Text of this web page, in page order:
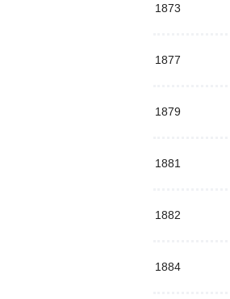
1873
1877
1879
1881
1882
1884